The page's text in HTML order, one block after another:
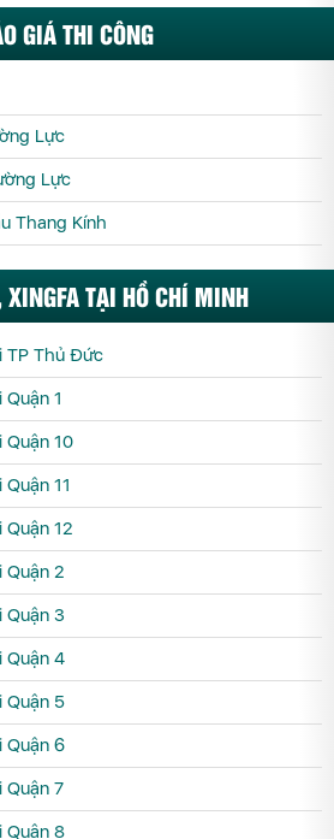
GIÁ THI CÔNG
Lực
Lực
Thang Kính
TẠI HỒ CHÍ MINH
TP Thủ Đức
1
Quận 10
11
12
Quận 2
Quận 3
Quận 4
Quận 5
Quận 6
Quận 7
Quận 8